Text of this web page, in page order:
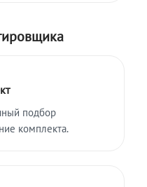
подбор
комплекта.